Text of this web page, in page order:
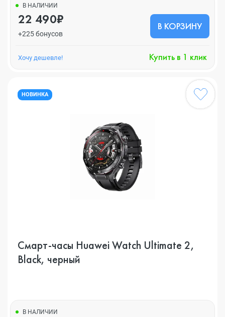
В НАЛИЧИИ
22 490₽
+225 бонусов
В КОРЗИНУ
Хочу дешевле! Купить в 1 клик
НОВИНКА
Смарт-часы Huawei Watch Ultimate 2,
Black, черный
В НАЛИЧИИ